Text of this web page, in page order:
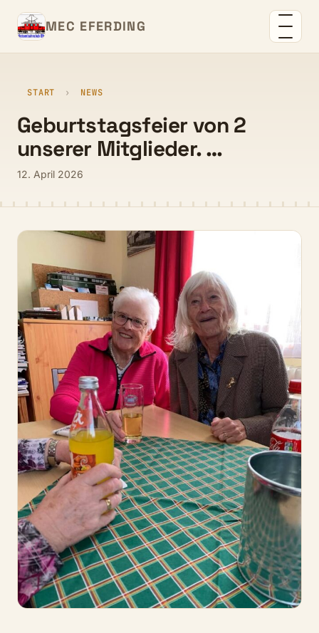
MEC EFERDING
START › NEWS
Geburtstagsfeier von 2
unserer Mitglieder. …
12. April 2026